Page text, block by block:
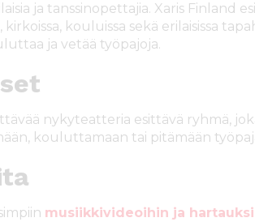
ja tanssinopettajia. Xaris Finland
kouluissa sekä erilaisissa
ja vetää työpajoja.
nykyteatteria esittävä ryhmä,
kouluttamaan tai pitämään
musiikkivideoihin ja